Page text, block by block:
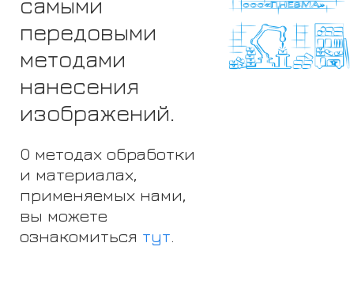
передовыми
методами
нанесения
изображений.
О методах обработки
и материалах,
применяемых нами,
вы можете
ознакомиться тут.